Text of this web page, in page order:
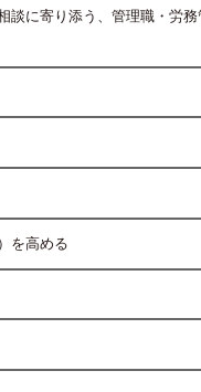
談に寄り添う、管理職・労
を高める